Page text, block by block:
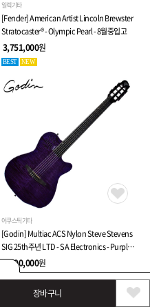
장바구니
일렉기타
[Fender] American Artist Lincoln Brewster
Stratocaster® - Olympic Pearl - 8월중입고
3,751,000원
BEST NEW
어쿠스틱기타
[Godin] Multiac ACS Nylon Steve Stevens
SIG 25th주년 LTD - SA Electronics - Purple -
전자 클래식 기타 (053940)
5,190,000원